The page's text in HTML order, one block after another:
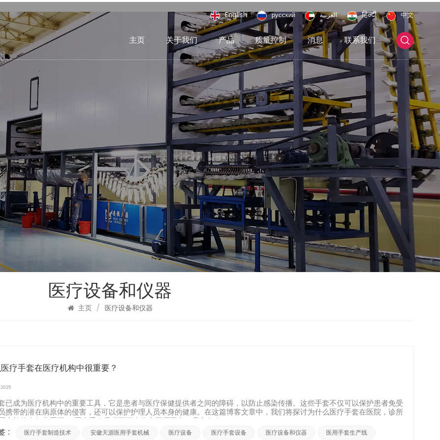
English русский العربية हिन्दी 中文
主页 关于我们 产品 质量控制 消息 联系我们
医疗设备和仪器
主页 / 医疗设备和仪器
疗手套在医疗机构中很重要？
已成为医疗机构中的重要工具，它是患者与医疗保健提供者之间的障碍，以防止感染传播。这些手套不仅可以保护患者免受
携带的潜在病原体的侵害，还可以保护护理人员本身的健康。在这篇博客文章中，我们将探讨为什么医疗手套在医院，诊所
疗机构中如此重要。 医疗手套是必不可少的主要原因之一是它们在...
:
医疗手套制造技术 安徽天源医用手套机械 医疗设备 医疗手套设备 医疗设备和仪器 医用手套生产线